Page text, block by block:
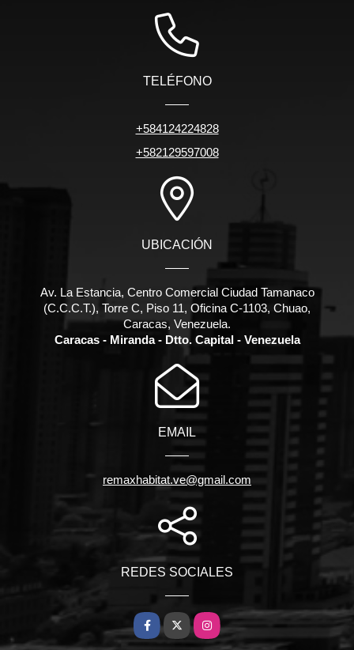
TELÉFONO
+584124224828
+582129597008
UBICACIÓN
Av. La Estancia, Centro Comercial Ciudad Tamanaco
(C.C.C.T.), Torre C, Piso 11, Oficina C-1103, Chuao,
Caracas, Venezuela.
Caracas - Miranda - Dtto. Capital - Venezuela
EMAIL
remaxhabitat.ve@gmail.com
REDES SOCIALES
Facebook
X Instagram